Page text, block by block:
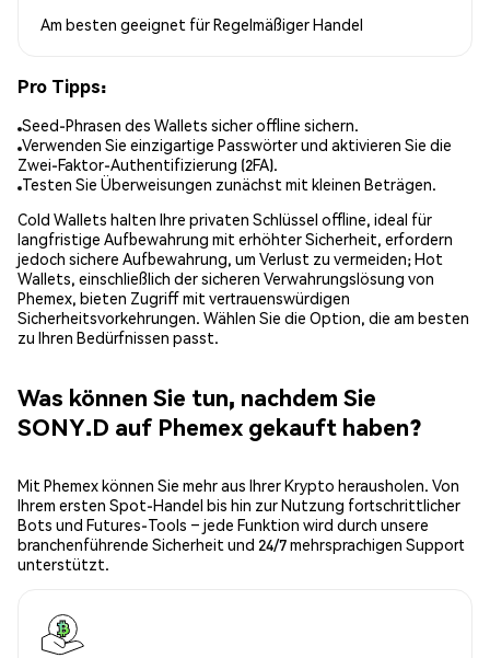
Am besten geeignet fürRegelmäßiger Handel
Pro Tipps:
Seed-Phrasen des Wallets sicher offline sichern.
Verwenden Sie einzigartige Passwörter und aktivieren Sie die
Zwei-Faktor-Authentifizierung (2FA).
Testen Sie Überweisungen zunächst mit kleinen Beträgen.
Cold Wallets halten Ihre privaten Schlüssel offline, ideal für
langfristige Aufbewahrung mit erhöhter Sicherheit, erfordern
jedoch sichere Aufbewahrung, um Verlust zu vermeiden; Hot
Wallets, einschließlich der sicheren Verwahrungslösung von
Phemex, bieten Zugriff mit vertrauenswürdigen
Sicherheitsvorkehrungen. Wählen Sie die Option, die am besten
zu Ihren Bedürfnissen passt.
Was können Sie tun, nachdem Sie
SONY.D auf Phemex gekauft haben?
Mit Phemex können Sie mehr aus Ihrer Krypto herausholen. Von
Ihrem ersten Spot-Handel bis hin zur Nutzung fortschrittlicher
Bots und Futures-Tools – jede Funktion wird durch unsere
branchenführende Sicherheit und 24/7 mehrsprachigen Support
unterstützt.